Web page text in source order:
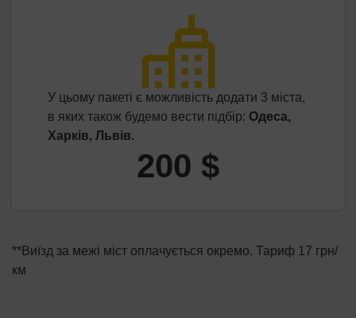
У цьому пакеті є можливість додати 3 міста,
в яких також будемо вести підбір: Одеса,
Харків, Львів.
200 $
**Виїзд за межі міст оплачується окремо. Тариф 17 грн/
км